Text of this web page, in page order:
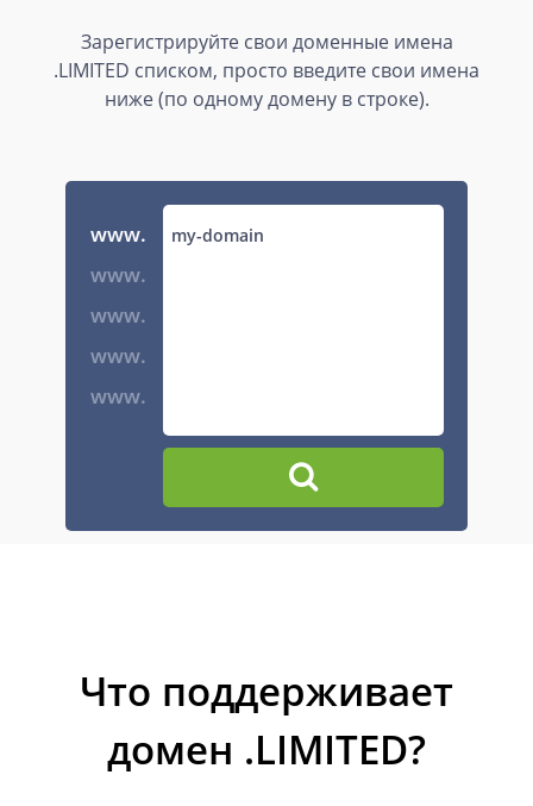
Зарегистрируйте свои доменные имена
.LIMITED списком, просто введите свои имена
ниже (по одному домену в строке).
www.
www.
www.
www.
www.
Что поддерживает
домен .LIMITED?